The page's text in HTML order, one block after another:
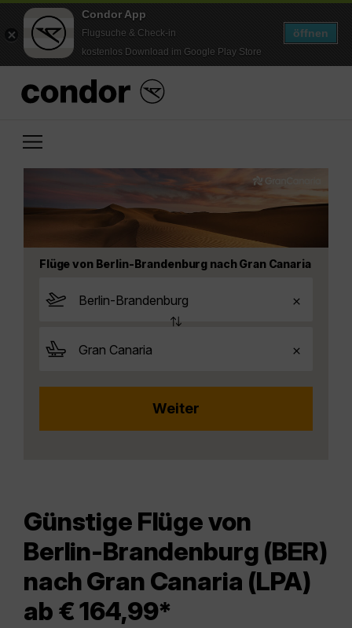
Condor App
Flugsuche & Check-in
kostenlos Download im Google Play Store
öffnen
Flüge von Berlin-Brandenburg nach Gran Canaria
Günstige Flüge von
Berlin-Brandenburg (BER)
nach Gran Canaria (LPA)
ab € 164,99*